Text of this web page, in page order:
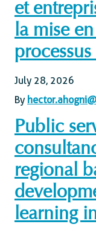
et
la mise
July 28, 2026
By
Public
regional
learning